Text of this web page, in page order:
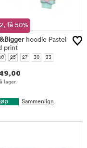
få 50%
hoodie Pastel
print
25 27 30 33
lager.
Sammenlign